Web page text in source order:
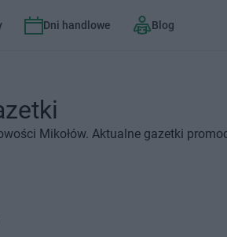
Dni handlowe Blog
Mikołów. Aktualne gazetki